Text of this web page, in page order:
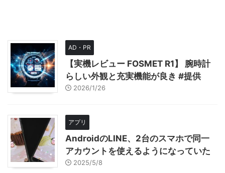
AD・PR
【実機レビュー FOSMET R1】 腕時計
らしい外観と充実機能が良き #提供
2026/1/26
アプリ
AndroidのLINE、2台のスマホで同一
アカウントを使えるようになっていた
2025/5/8